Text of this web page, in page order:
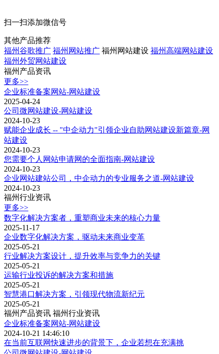
扫一扫添加微信号
其他产品推荐
福州谷歌推广 福州网站推广 福州网站建设 福州高端网站建设
福州外贸网站建设
福州产品资讯
更多>>
企业标准备案网站-网站建设
2025-04-24
公司微网站建设-网站建设
2024-10-23
赋能企业成长 -- "中企动力"引领企业自助网站建设新篇章-网
站建设
2024-10-23
您需要个人网站申请网的全面指南-网站建设
2024-10-23
企业网站建站公司，中企动力的专业服务之道-网站建设
2024-10-23
福州行业资讯
更多>>
数字化解决方案者，重塑商业未来的核心力量
2025-11-17
企业数字化解决方案，驱动未来商业变革
2025-05-21
行业解决方案设计，提升效率与竞争力的关键
2025-05-21
运输行业投诉的解决方案和措施
2025-05-21
智慧港口解决方案，引领现代物流新纪元
2025-05-21
福州产品资讯 福州行业资讯
企业标准备案网站-网站建设
2024-10-21 14:46:10
在当前互联网快速进步的背景下，企业若想在充满挑